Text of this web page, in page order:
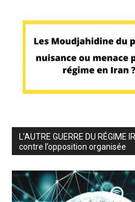
L’AUTRE GUERRE DU
contre l’opposition organisée